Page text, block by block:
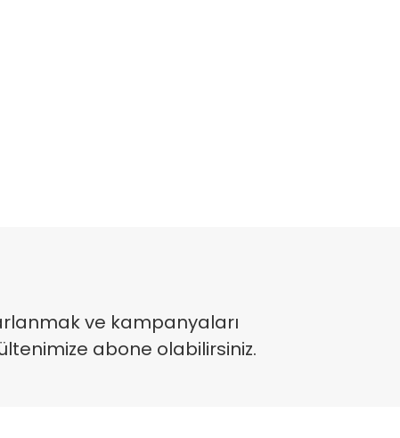
ve kampanyaları
abone olabilirsiniz.